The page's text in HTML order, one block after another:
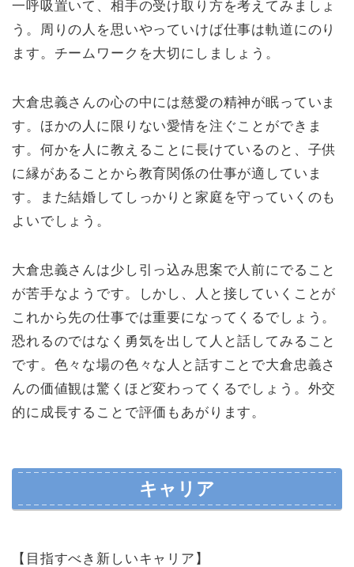
一呼吸置いて、相手の受け取り方を考えてみましょ
う。周りの人を思いやっていけば仕事は軌道にのり
ます。チームワークを大切にしましょう。
大倉忠義さんの心の中には慈愛の精神が眠っていま
す。ほかの人に限りない愛情を注ぐことができま
す。何かを人に教えることに長けているのと、子供
に縁があることから教育関係の仕事が適していま
す。また結婚してしっかりと家庭を守っていくのも
よいでしょう。
大倉忠義さんは少し引っ込み思案で人前にでること
が苦手なようです。しかし、人と接していくことが
これから先の仕事では重要になってくるでしょう。
恐れるのではなく勇気を出して人と話してみること
です。色々な場の色々な人と話すことで大倉忠義さ
んの価値観は驚くほど変わってくるでしょう。外交
的に成長することで評価もあがります。
キャリア
【目指すべき新しいキャリア】